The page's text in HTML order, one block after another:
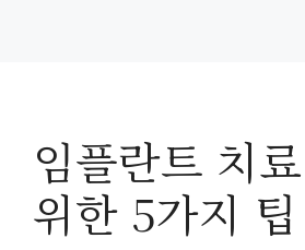
임플란트 치
위한 5가지 팁